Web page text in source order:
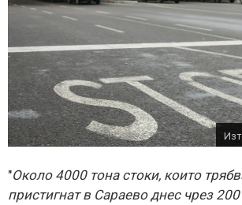
"Около 4000 тона стоки, които
пристигнат в Сараево днес чрез